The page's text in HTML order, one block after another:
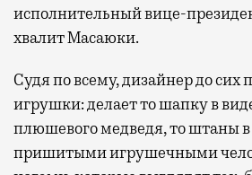
исполнительный вице-
хвалит Масаюки.
Судя по всему, дизайнер до сих
игрушки: делает то шапку в
плюшевого медведя, то штаны в
пришитыми игрушечными